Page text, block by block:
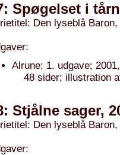
Spøgelset i
Den lyseblå Baron,
Alrune; 1. udgave;
48 sider; illustration
Stjålne sager,
Den lyseblå Baron,